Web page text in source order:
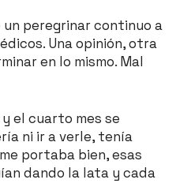
peregrinar continuo a
Una opinión, otra
en lo mismo. Mal
el cuarto mes se
ni ir a verle, tenía
portaba bien, esas
dando la lata y cada